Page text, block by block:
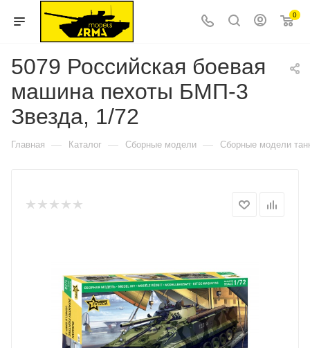
0
5079 Российская боевая
машина пехоты БМП-3
Звезда, 1/72
Главная — Каталог — Сборные модели — Сборные модели